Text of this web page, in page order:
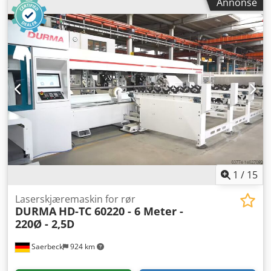
arbeidsstykkets lengde (maks.):
, Utstyr:
førerhus, Pulverlakkeringanlegg med arbeidsstykke-
dimensjoner: lengde 6500 mm, bredde 1500 mm, høyde
2200 mm. Dsdpfsvdlfzex Akteck
1 / 15
Saerbeck 924 km
Laserskjæremaskin for rør
DURMA HD-TC 60220 - 6 Meter -
220Ø - 2,5D